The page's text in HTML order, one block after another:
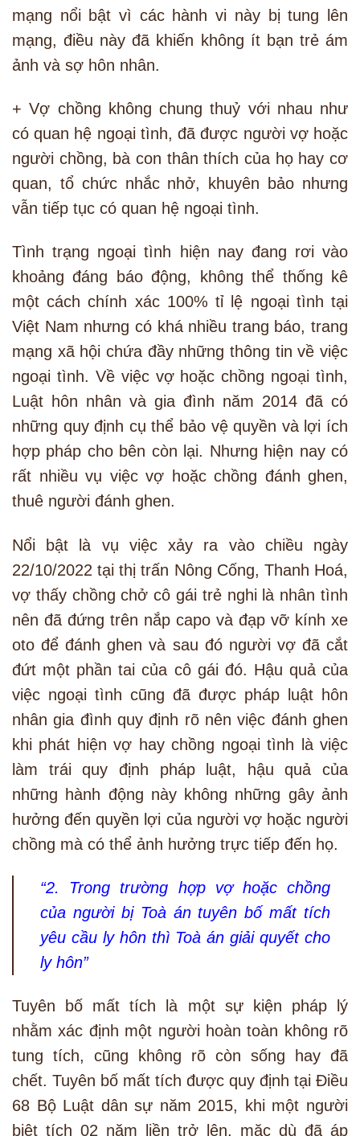
mạng nổi bật vì các hành vi này bị tung lên
mạng, điều này đã khiến không ít bạn trẻ ám
ảnh và sợ hôn nhân.
+ Vợ chồng không chung thuỷ với nhau như
có quan hệ ngoại tình, đã được người vợ hoặc
người chồng, bà con thân thích của họ hay cơ
quan, tổ chức nhắc nhở, khuyên bảo nhưng
vẫn tiếp tục có quan hệ ngoại tình.
Tình trạng ngoại tình hiện nay đang rơi vào
khoảng đáng báo động, không thể thống kê
một cách chính xác 100% tỉ lệ ngoại tình tại
Việt Nam nhưng có khá nhiều trang báo, trang
mạng xã hội chứa đầy những thông tin về việc
ngoại tình. Về việc vợ hoặc chồng ngoại tình,
Luật hôn nhân và gia đình năm 2014 đã có
những quy định cụ thể bảo vệ quyền và lợi ích
hợp pháp cho bên còn lại. Nhưng hiện nay có
rất nhiều vụ việc vợ hoặc chồng đánh ghen,
thuê người đánh ghen.
Nổi bật là vụ việc xảy ra vào chiều ngày
22/10/2022 tại thị trấn Nông Cống, Thanh Hoá,
vợ thấy chồng chở cô gái trẻ nghi là nhân tình
nên đã đứng trên nắp capo và đạp vỡ kính xe
oto để đánh ghen và sau đó người vợ đã cắt
đứt một phần tai của cô gái đó. Hậu quả của
việc ngoại tình cũng đã được pháp luật hôn
nhân gia đình quy định rõ nên việc đánh ghen
khi phát hiện vợ hay chồng ngoại tình là việc
làm trái quy định pháp luật, hậu quả của
những hành động này không những gây ảnh
hưởng đến quyền lợi của người vợ hoặc người
chồng mà có thể ảnh hưởng trực tiếp đến họ.
“2. Trong trường hợp vợ hoặc chồng
của người bị Toà án tuyên bố mất tích
yêu cầu ly hôn thì Toà án giải quyết cho
ly hôn”
Tuyên bố mất tích là một sự kiện pháp lý
nhằm xác định một người hoàn toàn không rõ
tung tích, cũng không rõ còn sống hay đã
chết. Tuyên bố mất tích được quy định tại Điều
68 Bộ Luật dân sự năm 2015, khi một người
biệt tích 02 năm liền trở lên, mặc dù đã áp